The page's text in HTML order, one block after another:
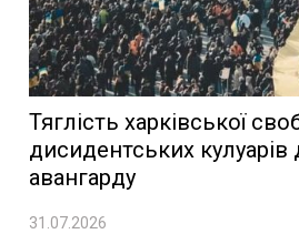
Тяглість харківської
дисидентських кулуарів
авангарду
31.07.2026